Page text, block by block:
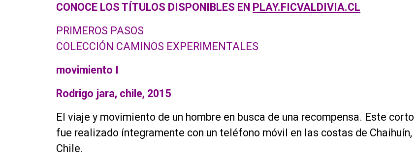
CONOCE LOS TÍTULOS DISPONIBLES EN PLAY.FICVALDIVIA.CL
PRIMEROS PASOS
COLECCIÓN CAMINOS EXPERIMENTALES
movimiento I
Rodrigo jara, chile, 2015
El viaje y movimiento de un hombre en busca de una recompensa. Este corto
fue realizado íntegramente con un teléfono móvil en las costas de Chaihuín,
Chile.